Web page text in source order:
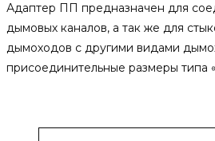
Адаптер ПП предназначен для
дымовых каналов, а так же для
дымоходов с другими видами
присоединительные размеры типа